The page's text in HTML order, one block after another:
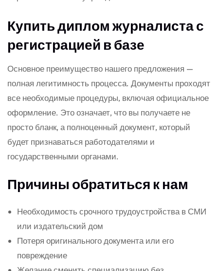
Купить диплом журналиста с
регистрацией в базе
Основное преимущество нашего предложения —
полная легитимность процесса. Документы проходят
все необходимые процедуры, включая официальное
оформление. Это означает, что вы получаете не
просто бланк, а полноценный документ, который
будет признаваться работодателями и
государственными органами.
Причины обратиться к нам
Необходимость срочного трудоустройства в СМИ
или издательский дом
Потеря оригинального документа или его
повреждение